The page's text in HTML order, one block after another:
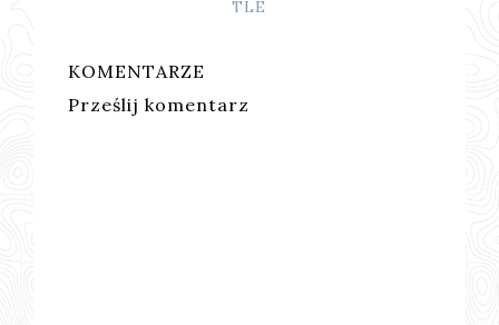
KOMENTARZE
Prześlij komentarz